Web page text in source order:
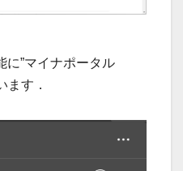
に”マイナポータル
ます．